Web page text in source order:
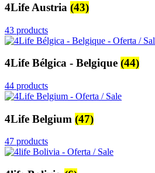
4Life Austria (43)
43 products
4Life Bélgica - Belgique (44)
44 products
4Life Belgium (47)
47 products